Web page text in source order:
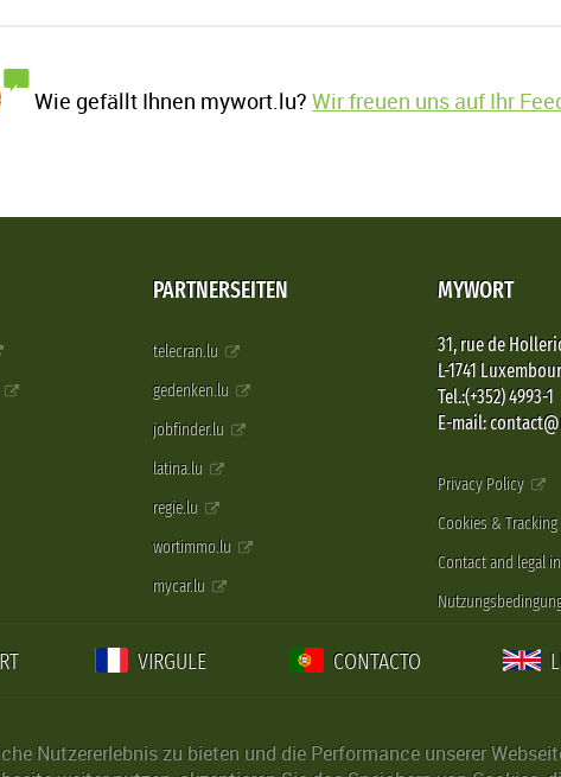
Wie gefällt Ihnen mywort.lu?Wir freuen uns auf Ihr
PARTNERSEITEN
telecran.lu
gedenken.lu
jobfinder.lu
latina.lu
regie.lu
wortimmo.lu
mycar.lu
MYWORT
31, rue de
L-1741
Tel.:(+352) 4993-1
E-mail:
Privacy Policy
Cookies & Tracking
Contact and legal
VIRGULE CONTACTO
Nutzererlebnis zu bieten und die Performance unserer